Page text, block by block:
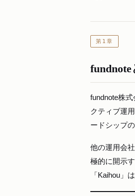
第1章
fundnote株
クティブ運
ードシップ
他の運用会
極的に開示
「Kaihou」